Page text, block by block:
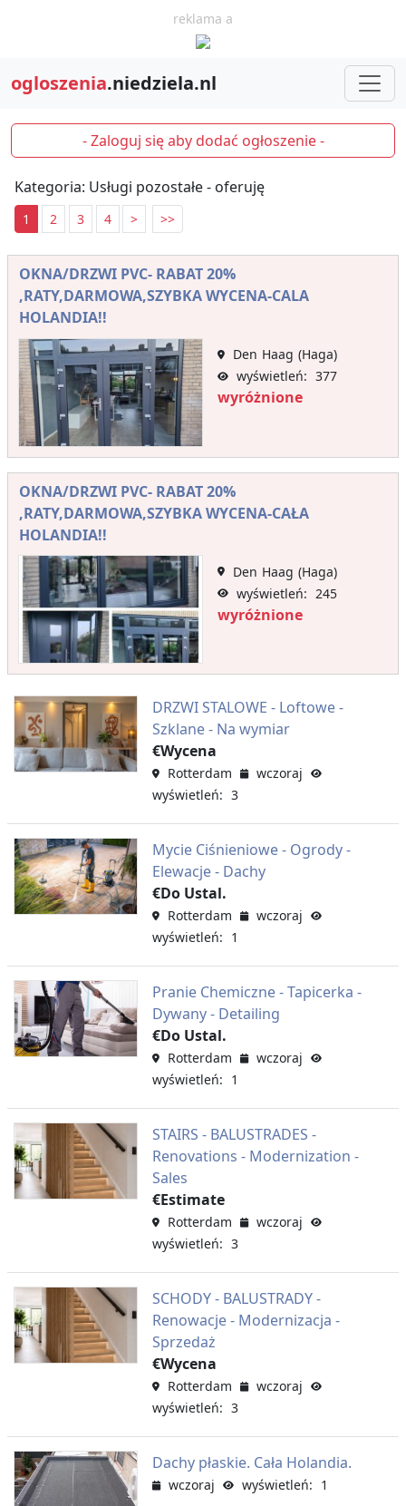
reklama a
ogloszenia.niedziela.nl
- Zaloguj się aby dodać ogłoszenie -
Kategoria: Usługi pozostałe - oferuję
1 2 3 4 > >>
OKNA/DRZWI PVC- RABAT 20%
,RATY,DARMOWA,SZYBKA WYCENA-CALA
HOLANDIA!!
Den Haag (Haga)
wyświetleń: 377
wyróżnione
OKNA/DRZWI PVC- RABAT 20%
,RATY,DARMOWA,SZYBKA WYCENA-CAŁA
HOLANDIA!!
Den Haag (Haga)
wyświetleń: 245
wyróżnione
DRZWI STALOWE - Loftowe -
Szklane - Na wymiar
€Wycena
Rotterdam
wczoraj
wyświetleń: 3
Mycie Ciśnieniowe - Ogrody -
Elewacje - Dachy
€Do Ustal.
Rotterdam
wczoraj
wyświetleń: 1
Pranie Chemiczne - Tapicerka -
Dywany - Detailing
€Do Ustal.
Rotterdam
wczoraj
wyświetleń: 1
STAIRS - BALUSTRADES -
Renovations - Modernization -
Sales
€Estimate
Rotterdam
wczoraj
wyświetleń: 3
SCHODY - BALUSTRADY -
Renowacje - Modernizacja -
Sprzedaż
€Wycena
Rotterdam
wczoraj
wyświetleń: 3
Dachy płaskie. Cała Holandia.
wczoraj wyświetleń: 1